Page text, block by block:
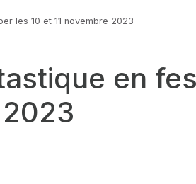
les 10 et 11 novembre 2023
en